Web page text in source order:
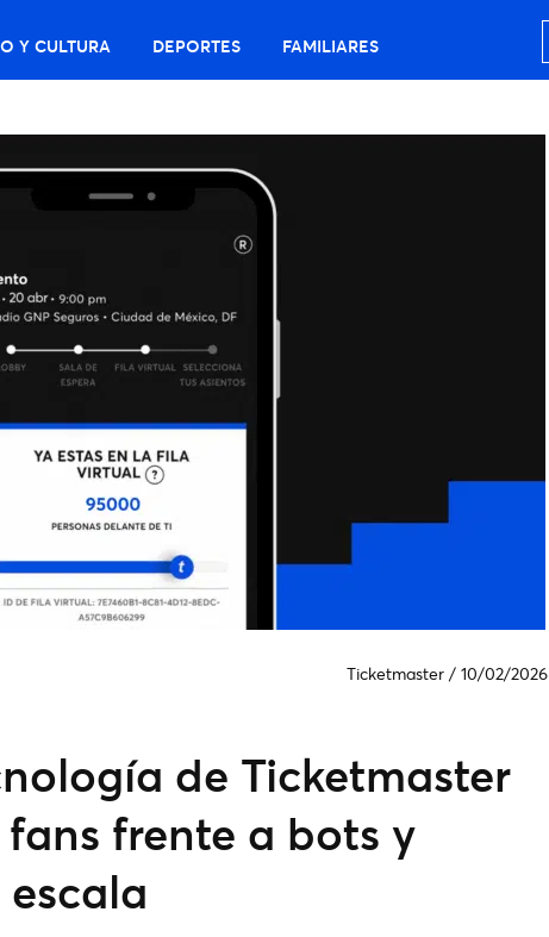
Y CULTURA DEPORTES FAMILIARES
Ticketmaster / 10/02/2026
de Ticketmaster
frente a bots y